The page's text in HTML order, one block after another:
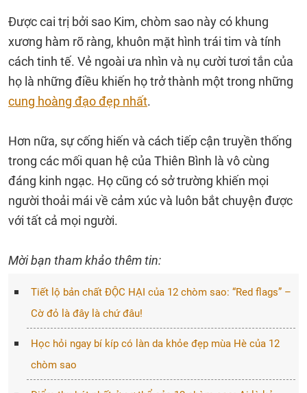
Được cai trị bởi sao Kim, chòm sao này có khung
xương hàm rõ ràng, khuôn mặt hình trái tim và tính
cách tinh tế. Vẻ ngoài ưa nhìn và nụ cười tươi tắn của
họ là những điều khiến họ trở thành một trong những
cung hoàng đạo đẹp nhất.
Hơn nữa, sự cống hiến và cách tiếp cận truyền thống
trong các mối quan hệ của Thiên Bình là vô cùng
đáng kinh ngạc. Họ cũng có sở trường khiến mọi
người thoải mái về cảm xúc và luôn bắt chuyện được
với tất cả mọi người.
Mời bạn tham khảo thêm tin:
Tiết lộ bản chất ĐỘC HẠI của 12 chòm sao: “Red flags” –
Cờ đỏ là đây là chứ đâu!
Học hỏi ngay bí kíp có làn da khỏe đẹp mùa Hè của 12
chòm sao